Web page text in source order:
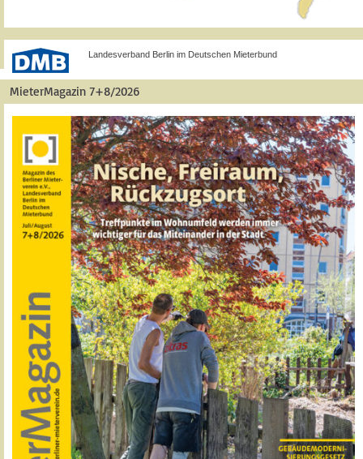
Landesverband Berlin im Deutschen Mieterbund
MieterMagazin 7+8/2026